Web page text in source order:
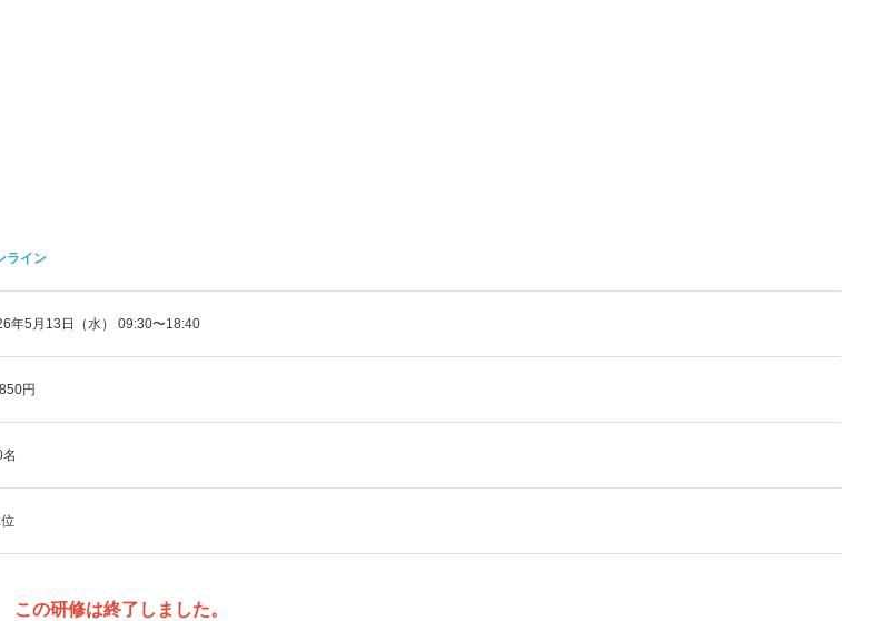
ライン
年5月13日（水） 09:30〜18:40
円
この研修は終了しました。